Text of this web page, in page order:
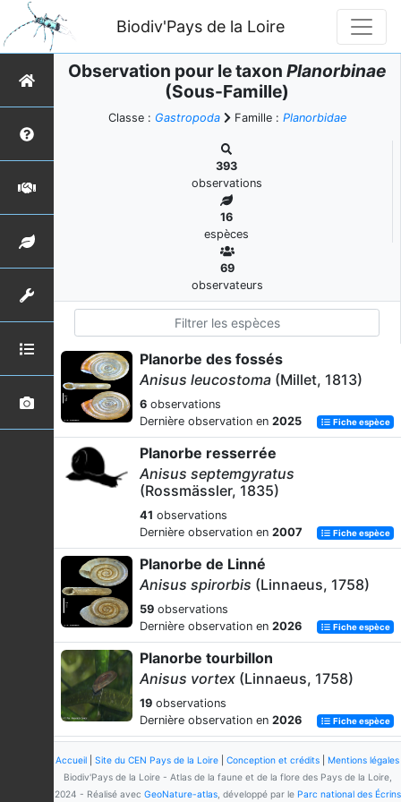
Biodiv'Pays de la Loire
Observation pour le taxon Planorbinae
(Sous-Famille)
Classe : Gastropoda Famille : Planorbidae
393
observations
16
espèces
69
observateurs
Planorbe des fossés
Anisus leucostoma (Millet, 1813)
6 observations
Dernière observation en 2025 Fiche espèce
Planorbe resserrée
Anisus septemgyratus
(Rossmässler, 1835)
41 observations
Dernière observation en 2007 Fiche espèce
Planorbe de Linné
Anisus spirorbis (Linnaeus, 1758)
59 observations
Dernière observation en 2026 Fiche espèce
Planorbe tourbillon
Anisus vortex (Linnaeus, 1758)
19 observations
Dernière observation en 2026 Fiche espèce
Planorbine à crêtes
Armiger crista(Linnaeus, 1758)
15observations
Accueil Site du CEN Pays de la Loire Conception et crédits
Mentions légales
Biodiv'Pays de la Loire - Atlas de la faune et de la flore des Pays de la Loire,
2024 - Réalisé avec GeoNature-atlas, développé par le Parc national des Écrins